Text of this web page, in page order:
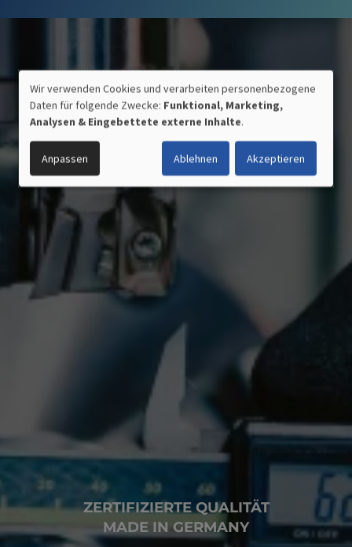
ZERTIFIZIERTE QUALITÄT
MADE IN GERMANY
VERWENDUNG
PERSONENBEZOGENER
DATEN
UND
COOKIES
Wir verwenden Cookies und verarbeiten personenbezogene
Daten für folgende Zwecke: Funktional, Marketing,
Analysen & Eingebettete externe Inhalte.
Anpassen Ablehnen Akzeptieren